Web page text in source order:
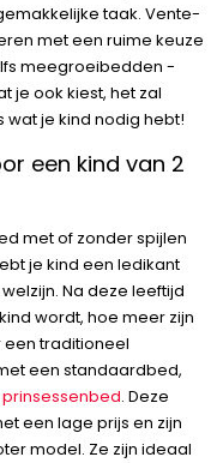
taak. Vente-
met een ruime keuze
meegroeibedden -
je ook kiest, het zal
wat je kind nodig hebt!
een kind van 2
met of zonder spijlen
je kind een ledikant
Na deze leeftijd
wordt, hoe meer zijn
traditioneel
een standaardbed,
prinsessenbed. Deze
een lage prijs en zijn
model. Ze zijn ideaal